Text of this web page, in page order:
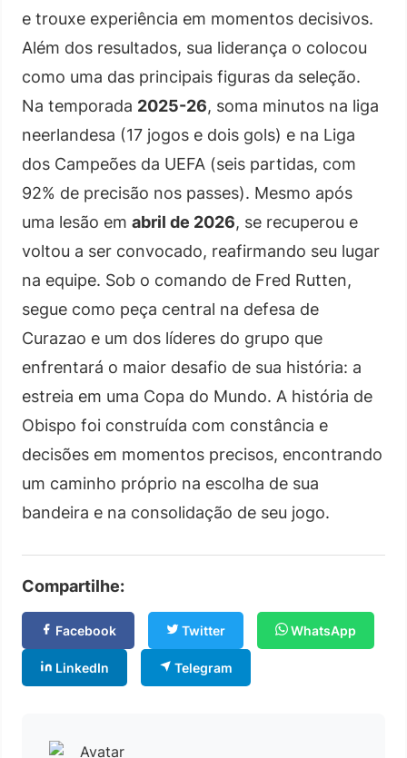
e trouxe experiência em momentos decisivos.
Além dos resultados, sua liderança o colocou
como uma das principais figuras da seleção.
Na temporada 2025-26, soma minutos na liga
neerlandesa (17 jogos e dois gols) e na Liga
dos Campeões da UEFA (seis partidas, com
92% de precisão nos passes). Mesmo após
uma lesão em abril de 2026, se recuperou e
voltou a ser convocado, reafirmando seu lugar
na equipe. Sob o comando de Fred Rutten,
segue como peça central na defesa de
Curazao e um dos líderes do grupo que
enfrentará o maior desafio de sua história: a
estreia em uma Copa do Mundo. A história de
Obispo foi construída com constância e
decisões em momentos precisos, encontrando
um caminho próprio na escolha de sua
bandeira e na consolidação de seu jogo.
Compartilhe:
Facebook Twitter WhatsApp
LinkedIn Telegram